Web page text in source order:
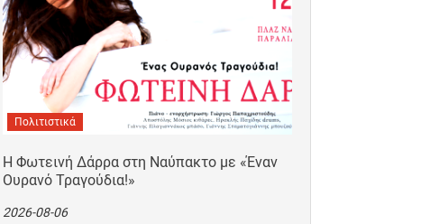
Πολιτιστικά
Η Φωτεινή Δάρρα στη Ναύπακτο με «Έναν
Ουρανό Τραγούδια!»
2026-08-06